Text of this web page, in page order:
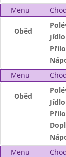
Menu
Chod
Oběd
Jídlo
Menu
Chod
Oběd
Jídlo
Menu
Chod